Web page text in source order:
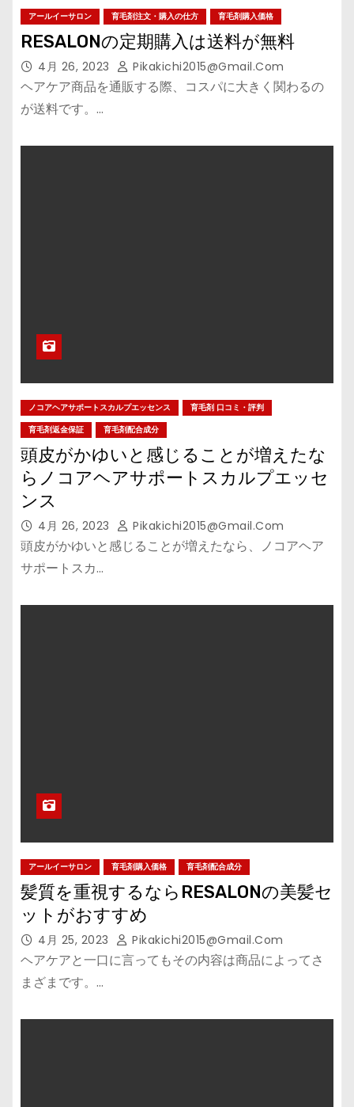
アールイーサロン 育毛剤注文・購入の仕方 育毛剤購入価格
RESALONの定期購入は送料が無料
4月 26, 2023 Pikakichi2015@gmail.com
ヘアケア商品を通販する際、コスパに大きく関わるの
が送料です。…
ノコアヘアサポートスカルプエッセンス
育毛剤 口コミ・評判
育毛剤返金保証
育毛剤配合成分
頭皮がかゆいと感じることが増えたな
らノコアヘアサポートスカルプエッセ
ンス
4月 26, 2023 Pikakichi2015@gmail.com
頭皮がかゆいと感じることが増えたなら、ノコアヘア
サポートスカ…
アールイーサロン 育毛剤購入価格 育毛剤配合成分
髪質を重視するならRESALONの美髪セ
ットがおすすめ
4月 25, 2023 Pikakichi2015@gmail.com
ヘアケアと一口に言ってもその内容は商品によってさ
まざまです。…